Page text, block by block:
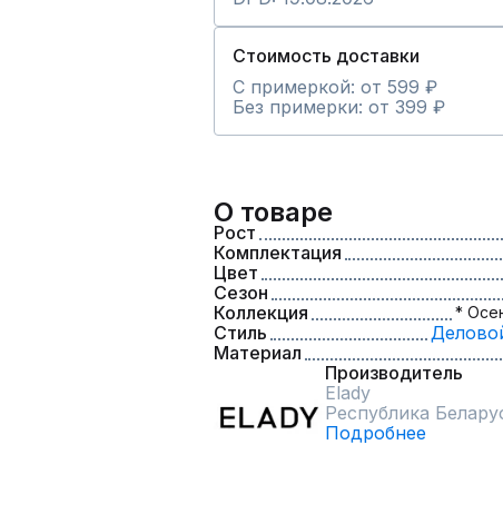
Стоимость доставки
С примеркой: от 599 ₽
Без примерки: от 399 ₽
О товаре
Рост
Комплектация
Цвет
Сезон
Коллекция
*
Стиль
Материал
Производитель
Elady
Республика
Подробнее